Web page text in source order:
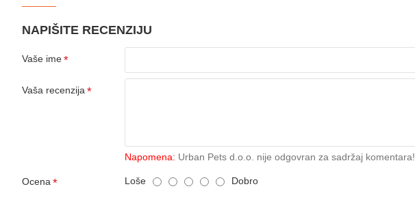
NAPIŠITE RECENZIJU
Vaše ime
Vaša recenzija
Napomena: Urban Pets d.o.o. nije odgovran za sadržaj komentara!
Ocena Loše Dobro